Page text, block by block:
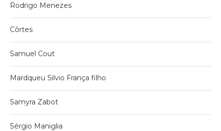
Rodrigo Menezes
Côrtes
Samuel Cout
Mardqueu Silvio França filho
Samyra Zabot
Sérgio Maniglia